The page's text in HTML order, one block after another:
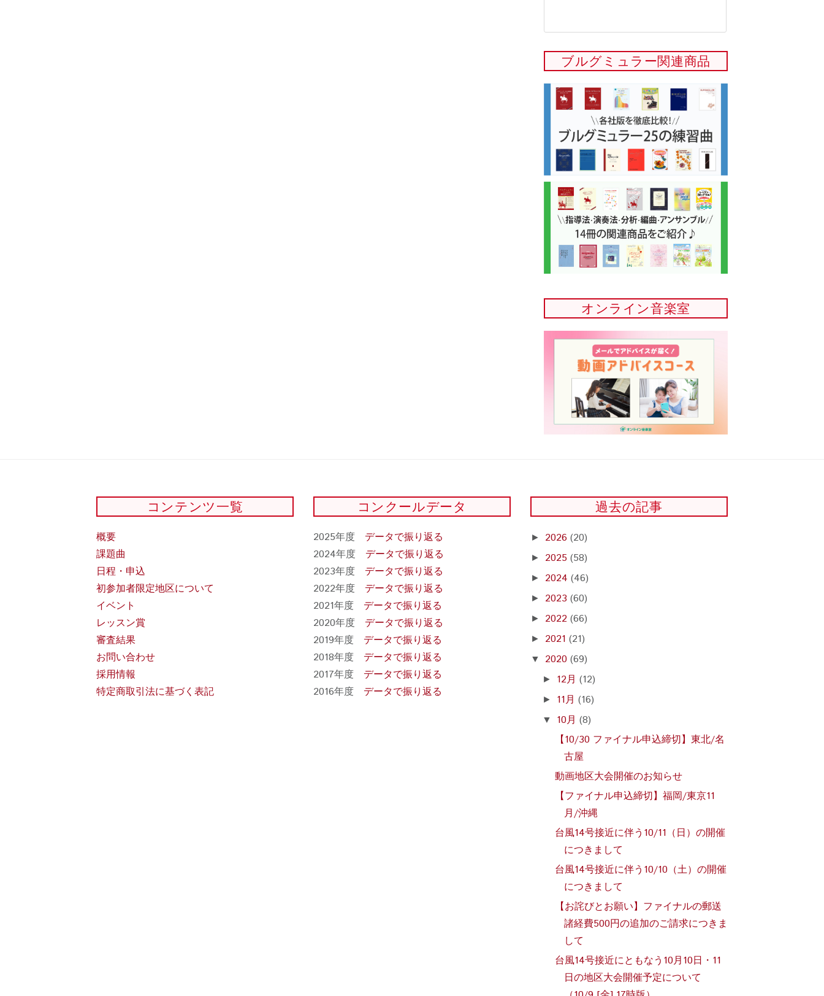
ブルグミュラー関連商品
オンライン音楽室
コンテンツ一覧
概要
課題曲
日程・申込
初参加者限定地区について
イベント
レッスン賞
審査結果
お問い合わせ
採用情報
特定商取引法に基づく表記
コンクールデータ
2025年度 データで振り返る
2024年度 データで振り返る
2023年度 データで振り返る
2022年度 データで振り返る
2021年度 データで振り返る
2020年度 データで振り返る
2019年度 データで振り返る
2018年度 データで振り返る
2017年度 データで振り返る
2016年度 データで振り返る
過去の記事
► 2026 (20)
► 2025 (58)
► 2024 (46)
► 2023 (60)
► 2022 (66)
► 2021 (21)
▼ 2020 (69)
► 12月(12)
► 11月(16)
▼ 10月(8)
【10/30 ファイナル申込締切】東北/名
古屋
動画地区大会開催のお知らせ
【ファイナル申込締切】福岡/東京11
月/沖縄
台風14号接近に伴う10/11（日）の開催
につきまして
台風14号接近に伴う10/10（土）の開催
につきまして
【お詫びとお願い】ファイナルの郵送
諸経費500円の追加のご請求につきま
して
台風14号接近にともなう10月10日・11
日の地区大会開催予定について